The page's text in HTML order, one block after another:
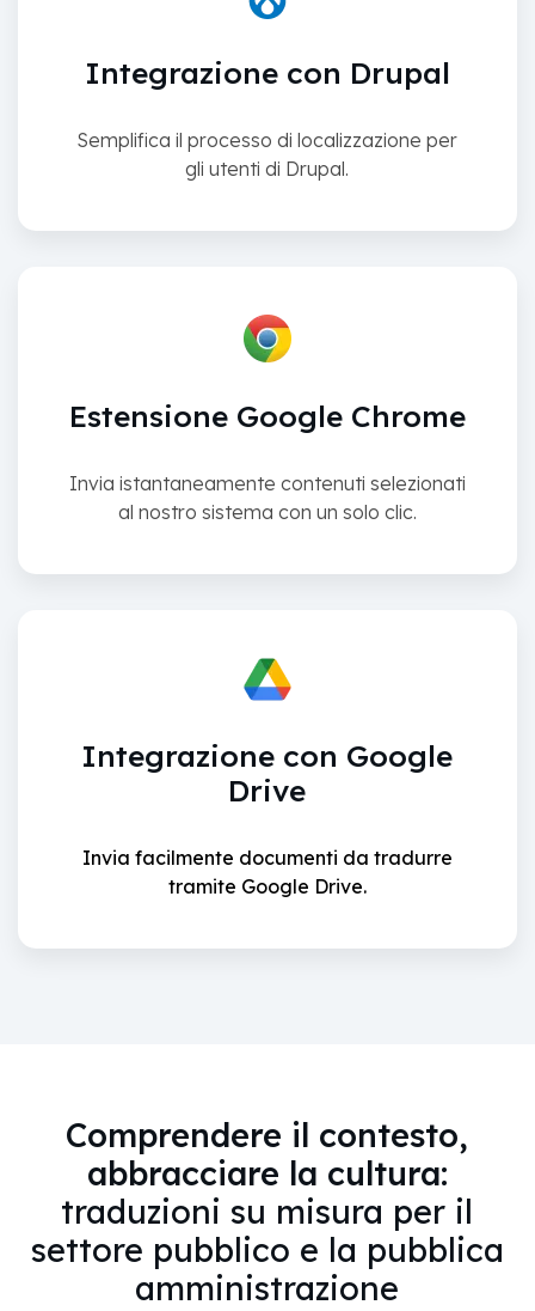
Integrazione con Drupal
Semplifica il processo di localizzazione per
gli utenti di Drupal.
Estensione Google Chrome
Invia istantaneamente contenuti selezionati
al nostro sistema con un solo clic.
Integrazione con Google
Drive
Invia facilmente documenti da tradurre
tramite Google Drive.
Comprendere il contesto,
abbracciare la cultura:
traduzioni su misura per il
settore pubblico e la pubblica
amministrazione